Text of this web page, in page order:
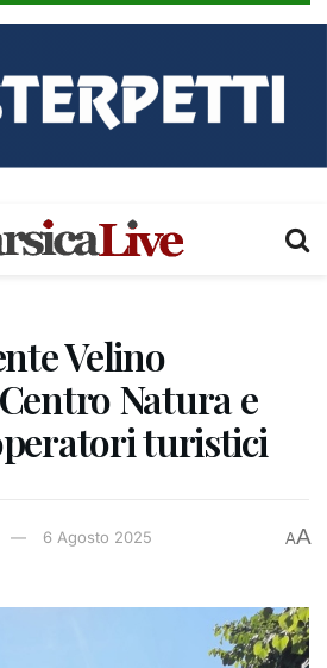
Velino
Natura e
turistici
6 Agosto 2025 AA